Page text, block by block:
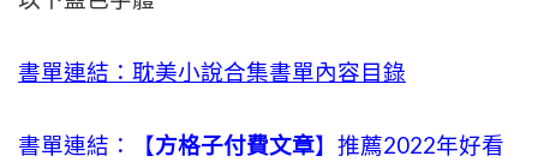
書單連結：耽美小說合集書單內容目錄
書單連結：【方格子付費文章】推薦2022年好看